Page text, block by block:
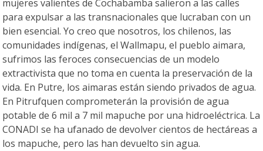
mujeres valientes de Cochabamba salieron a las calles
para expulsar a las transnacionales que lucraban con un
bien esencial. Yo creo que nosotros, los chilenos, las
comunidades indígenas, el Wallmapu, el pueblo aimara,
sufrimos las feroces consecuencias de un modelo
extractivista que no toma en cuenta la preservación de la
vida. En Putre, los aimaras están siendo privados de agua.
En Pitrufquen comprometerán la provisión de agua
potable de 6 mil a 7 mil mapuche por una hidroeléctrica. La
CONADI se ha ufanado de devolver cientos de hectáreas a
los mapuche, pero las han devuelto sin agua.